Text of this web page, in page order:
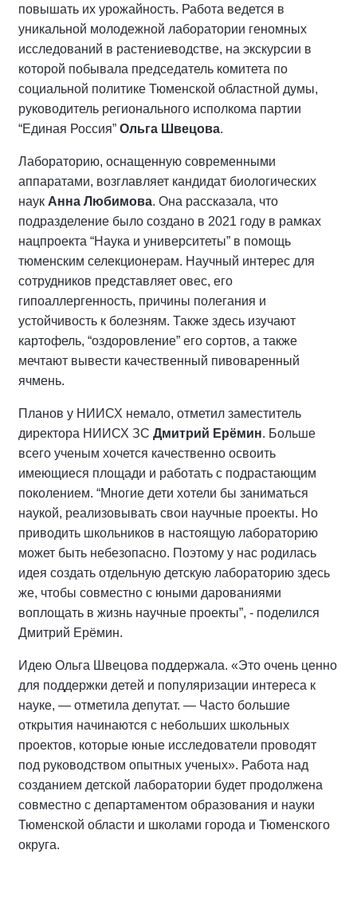
повышать их урожайность. Работа ведется в
уникальной молодежной лаборатории геномных
исследований в растениеводстве, на экскурсии в
которой побывала председатель комитета по
социальной политике Тюменской областной думы,
руководитель регионального исполкома партии
“Единая Россия” Ольга Швецова.
Лабораторию, оснащенную современными
аппаратами, возглавляет кандидат биологических
наук Анна Любимова. Она рассказала, что
подразделение было создано в 2021 году в рамках
нацпроекта “Наука и университеты” в помощь
тюменским селекционерам. Научный интерес для
сотрудников представляет овес, его
гипоаллергенность, причины полегания и
устойчивость к болезням. Также здесь изучают
картофель, “оздоровление” его сортов, а также
мечтают вывести качественный пивоваренный
ячмень.
Планов у НИИСХ немало, отметил заместитель
директора НИИСХ ЗС Дмитрий Ерёмин. Больше
всего ученым хочется качественно освоить
имеющиеся площади и работать с подрастающим
поколением. “Многие дети хотели бы заниматься
наукой, реализовывать свои научные проекты. Но
приводить школьников в настоящую лабораторию
может быть небезопасно. Поэтому у нас родилась
идея создать отдельную детскую лабораторию здесь
же, чтобы совместно с юными дарованиями
воплощать в жизнь научные проекты”, - поделился
Дмитрий Ерёмин.
Идею Ольга Швецова поддержала. «Это очень ценно
для поддержки детей и популяризации интереса к
науке, — отметила депутат. — Часто большие
открытия начинаются с небольших школьных
проектов, которые юные исследователи проводят
под руководством опытных ученых». Работа над
созданием детской лаборатории будет продолжена
совместно с департаментом образования и науки
Тюменской области и школами города и Тюменского
округа.